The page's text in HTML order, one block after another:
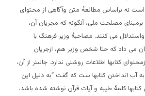
نه براساس مطالعۀ متن وآگاهی از محتوای
برمبنای مصلحت ملی، آنگونه که مجریان آن،
واستدلال می کنند. مصاحبۀ وزیر فرهنگ با
می داد که حتا شخص وزیر هم، ازجریان
کتابها اطلاعات روشنی ندارد. جالبتر از آن،
به آب انداختن کتابها ست که گفت “به دلیل این
کلمۀ طیبه و آیات قرآن نوشته شده باشد،